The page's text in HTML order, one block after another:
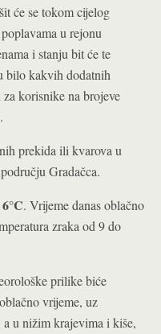
će se tokom cijelog
u rejonu
i stanju bit će te
bilo kakvih dodatnih
korisnike na brojeve
prekida ili kvarova u
Gradačca.
6°C. Vrijeme danas oblačno
zraka od 9 do
prilike biće
vrijeme, uz
u nižim krajevima i kiše,